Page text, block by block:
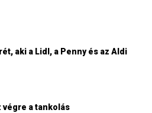
aki a Lidl, a Penny és az Aldi
a tankolás